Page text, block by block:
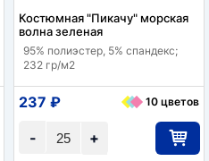
Костюмная "Пикачу" морская
волна зеленая
95% полиэстер, 5% спандекс;
232 гр/м2
+
-
237 ₽ 10 цветов